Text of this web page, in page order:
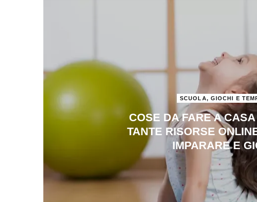
SCUOLA, GIOCHI E
COSE DA FARE A
TANTE RISORSE
IMPARARE E